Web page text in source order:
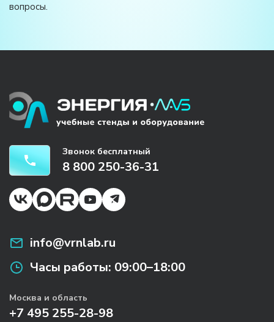
вопросы.
Звонок бесплатный
8 800 250-36-31
info@vrnlab.ru
Часы работы: 09:00–18:00
Москва и область
+7 495 255-28-98